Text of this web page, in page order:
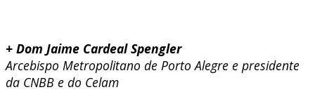
+ Dom Jaime Cardeal Spengler
Arcebispo Metropolitano de Porto Alegre e presidente
da CNBB e do Celam